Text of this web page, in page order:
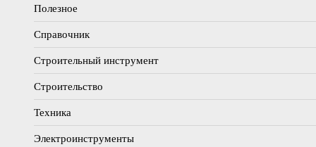
Полезное
Справочник
Строительный инструмент
Строительство
Техника
Электроинструменты